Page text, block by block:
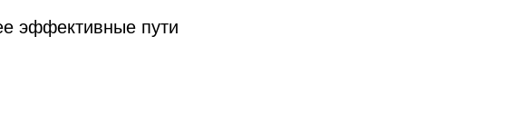
эффективные пути